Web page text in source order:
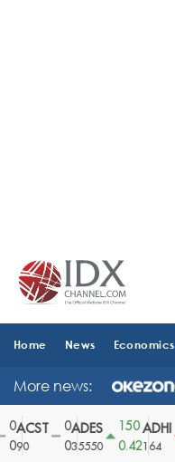
Home News Economics
More news:
ACST
90
ADES
35550
150
0.42
ADHI
164